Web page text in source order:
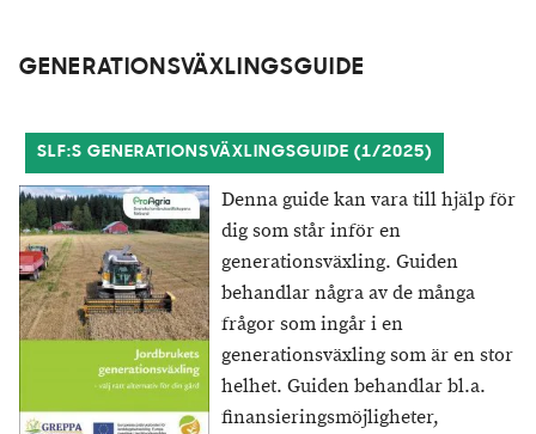
GENERATIONSVÄXLINGSGUIDE
SLF:S GENERATIONSVÄXLINGSGUIDE (1/2025)
Denna guide kan vara till hjälp för
dig som står inför en
generationsväxling. Guiden
behandlar några av de många
frågor som ingår i en
generationsväxling som är en stor
helhet. Guiden behandlar bl.a.
finansieringsmöjligheter,